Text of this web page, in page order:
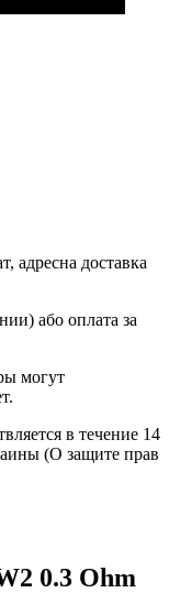
адресна доставка
або оплата за
могут
в течение 14
(О защите прав
0.3 Ohm